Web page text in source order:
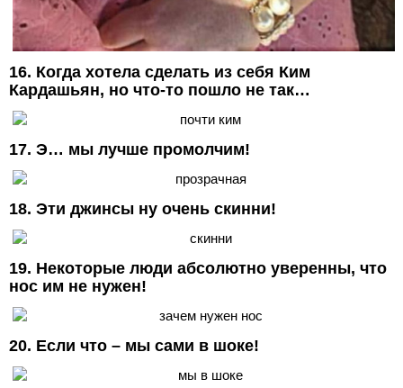
16. Когда хотела сделать из себя Ким
Кардашьян, но что-то пошло не так…
17. Э… мы лучше промолчим!
18. Эти джинсы ну очень скинни!
19. Некоторые люди абсолютно уверенны, что
нос им не нужен!
20. Если что – мы сами в шоке!